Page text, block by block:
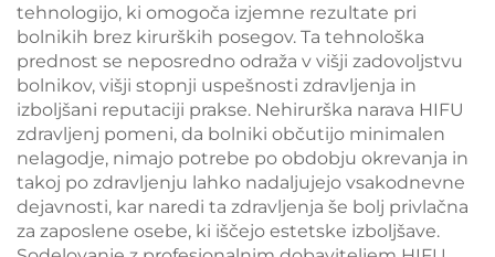
tehnologijo, ki omogoča izjemne rezultate pri
bolnikih brez kirurških posegov. Ta tehnološka
prednost se neposredno odraža v višji zadovoljstvu
bolnikov, višji stopnji uspešnosti zdravljenja in
izboljšani reputaciji prakse. Nehirurška narava HIFU
zdravljenj pomeni, da bolniki občutijo minimalen
nelagodje, nimajo potrebe po obdobju okrevanja in
takoj po zdravljenju lahko nadaljujejo vsakodnevne
dejavnosti, kar naredi ta zdravljenja še bolj privlačna
za zaposlene osebe, ki iščejo estetske izboljšave.